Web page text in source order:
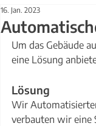
16. Jan. 2023
Um das Gebäude
eine Lösung
Lösung
Wir
verbauten wir